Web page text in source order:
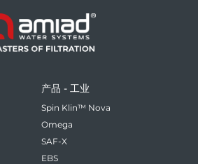
产品 - 工业
Spin Klin™ Nova
Omega
SAF-X
EBS